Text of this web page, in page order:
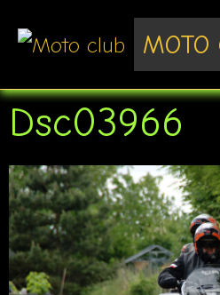
MOTO
Dsc03966